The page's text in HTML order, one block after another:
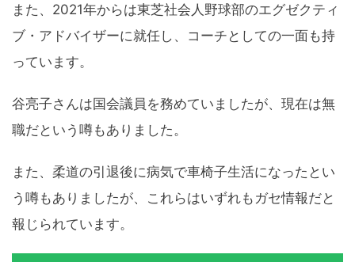
また、2021年からは東芝社会人野球部のエグゼクティ
ブ・アドバイザーに就任し、コーチとしての一面も持
っています。
谷亮子さんは国会議員を務めていましたが、現在は無
職だという噂もありました。
また、柔道の引退後に病気で車椅子生活になったとい
う噂もありましたが、これらはいずれもガセ情報だと
報じられています。